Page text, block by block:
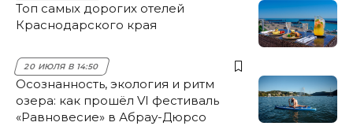
Топ самых дорогих отелей
Краснодарского края
20 ИЮЛЯ В 14:50
Осознанность, экология и ритм
озера: как прошёл VI фестиваль
«Равновесие» в Абрау-Дюрсо